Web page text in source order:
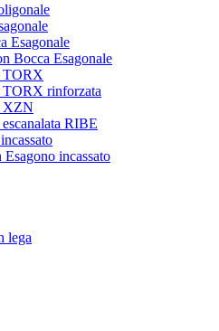
Esagonale
Bocca Esagonale
TORX
TORX rinforzata
XZN
RIBE
incassato
lega